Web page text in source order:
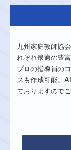
九州家庭教師協
れぞれ最適の豊
プロの指導員の
スも作成可能。
ておりますので